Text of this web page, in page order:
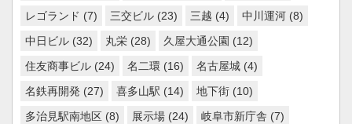
レゴランド (7) 三交ビル (23) 三越 (4) 中川運河 (8)
中日ビル (32) 丸栄 (28) 久屋大通公園 (12)
住友商事ビル (24) 名二環 (16) 名古屋城 (4)
名鉄再開発 (27) 喜多山駅 (14) 地下街 (10)
多治見駅南地区 (8) 展示場 (24) 岐阜市新庁舎 (7)